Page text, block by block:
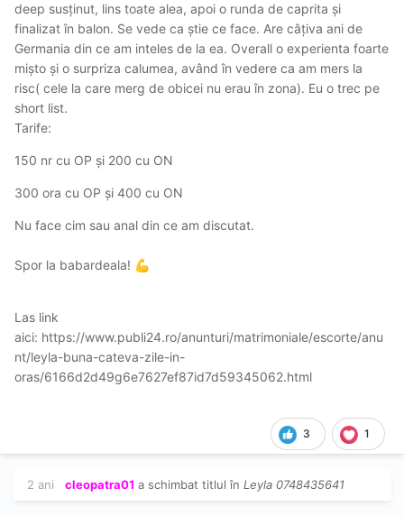
deep susținut, lins toate alea, apoi o runda de caprita și
finalizat în balon. Se vede ca știe ce face. Are câțiva ani de
Germania din ce am inteles de la ea. Overall o experienta foarte
mișto și o surpriza calumea, având în vedere ca am mers la
risc( cele la care merg de obicei nu erau în zona). Eu o trec pe
short list.
Tarife:
150 nr cu OP și 200 cu ON
300 ora cu OP și 400 cu ON
Nu face cim sau anal din ce am discutat.
Spor la babardeala! 💪
Las link
aici: https://www.publi24.ro/anunturi/matrimoniale/escorte/anu
nt/leyla-buna-cateva-zile-in-
oras/6166d2d49g6e7627ef87id7d59345062.html
3 1
2 ani cleopatra01 a schimbat titlul în Leyla 0748435641